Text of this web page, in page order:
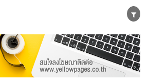
Retail Manufacturer
Dealer
Service Business